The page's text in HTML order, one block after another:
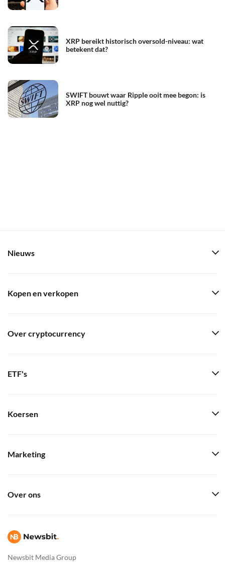
XRP bereikt historisch oversold-niveau: wat
betekent dat?
SWIFT bouwt waar Ripple ooit mee begon: is
XRP nog wel nuttig?
Newsbit Media Group
Nieuws
Kopen en verkopen
Over cryptocurrency
ETF's
Koersen
Marketing
Over ons